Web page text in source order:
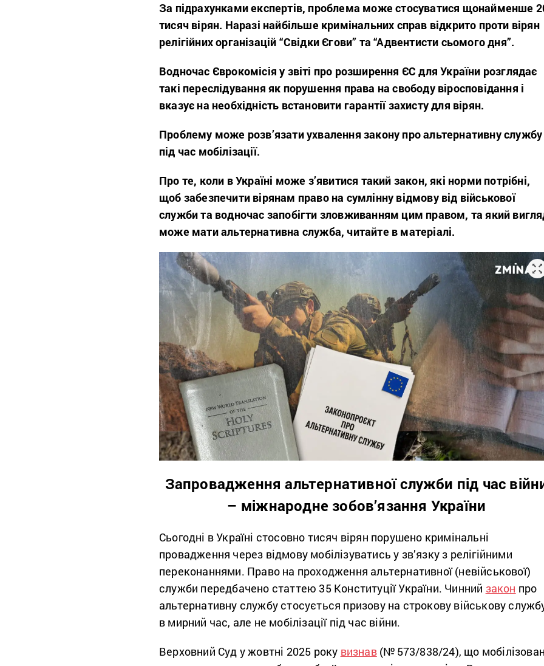
За підрахунками експертів, проблема може стосуватися щонайменше
тисяч вірян. Наразі найбільше кримінальних справ відкрито проти вірян
релігійних організацій “Свідки Єгови” та “Адвентисти сьомого дня”.
Водночас Єврокомісія у звіті про розширення ЄС для України розглядає
такі переслідування як порушення права на свободу віросповідання і
вказує на необхідність встановити гарантії захисту для вірян.
Проблему може розв’язати ухвалення закону про альтернативну службу
під час мобілізації.
Про те, коли в Україні може з’явитися такий закон, які норми потрібні,
щоб забезпечити вірянам право на сумлінну відмову від військової
служби та водночас запобігти зловживанням цим правом, та який
може мати альтернативна служба, читайте в матеріалі.
Запровадження альтернативної служби під час
– міжнародне зобов’язання України
Сьогодні в Україні стосовно тисяч вірян порушено кримінальні
провадження через відмову мобілізуватись у зв’язку з релігійними
переконаннями. Право на проходження альтернативної (невійськової)
служби передбачено статтею 35 Конституції України. Чинний закон про
альтернативну службу стосується призову на строкову військову
в мирний час, але не мобілізації під час війни.
Верховний Суд у жовтні 2025 року визнав(№ 573/838/24), що